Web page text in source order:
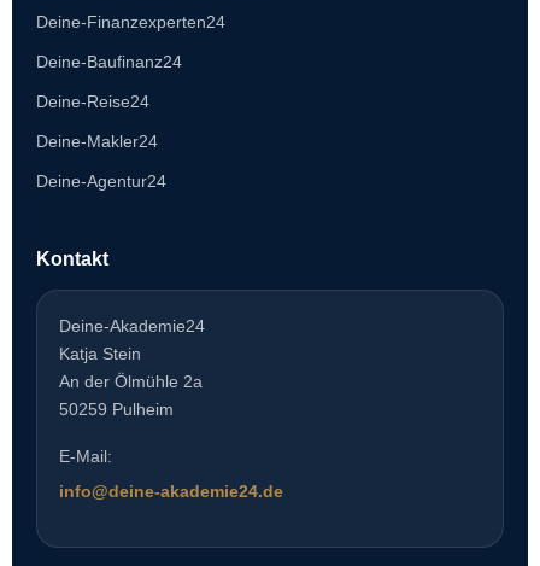
Deine-Finanzexperten24
Deine-Baufinanz24
Deine-Reise24
Deine-Makler24
Deine-Agentur24
Kontakt
Deine-Akademie24
Katja Stein
An der Ölmühle 2a
50259 Pulheim
E-Mail:
info@deine-akademie24.de